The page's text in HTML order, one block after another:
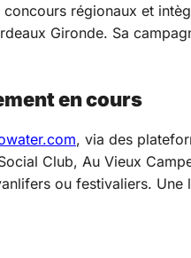
régionaux et
Gironde. Sa
en cours
, via des
Club, Au Vieux
ou festivaliers.